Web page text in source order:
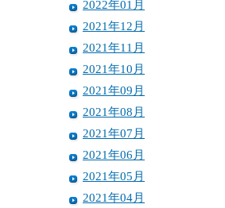
2022年01月
2021年12月
2021年11月
2021年10月
2021年09月
2021年08月
2021年07月
2021年06月
2021年05月
2021年04月